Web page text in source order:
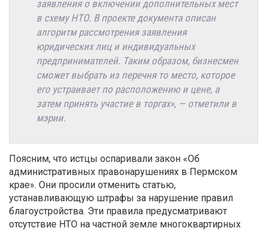
заявления о включении дополнительных мест
в схему НТО. В проекте документа описан
алгоритм рассмотрения заявления
юридических лиц и индивидуальных
предпринимателей. Таким образом, бизнесмен
сможет выбрать из перечня то место, которое
его устраивает по расположению и цене, а
затем принять участие в торгах», — отметили в
мэрии.
Поясним, что истцы оспаривали закон «Об
административных правонарушениях в Пермском
крае». Они просили отменить статью,
устанавливающую штрафы за нарушение правил
благоустройства. Эти правила предусматривают
отсутствие НТО на частной земле многоквартирных